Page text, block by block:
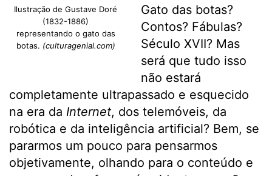
Ilustração de Gustave Doré
(1832-1886)
representando o gato das
botas. (culturagenial.com)
Gato das botas?
Contos? Fábulas?
Século XVII? Mas
será que tudo isso
não estará
completamente ultrapassado e esquecido
na era da Internet, dos telemóveis, da
robótica e da inteligência artificial? Bem, se
pararmos um pouco para pensarmos
objetivamente, olhando para o conteúdo e